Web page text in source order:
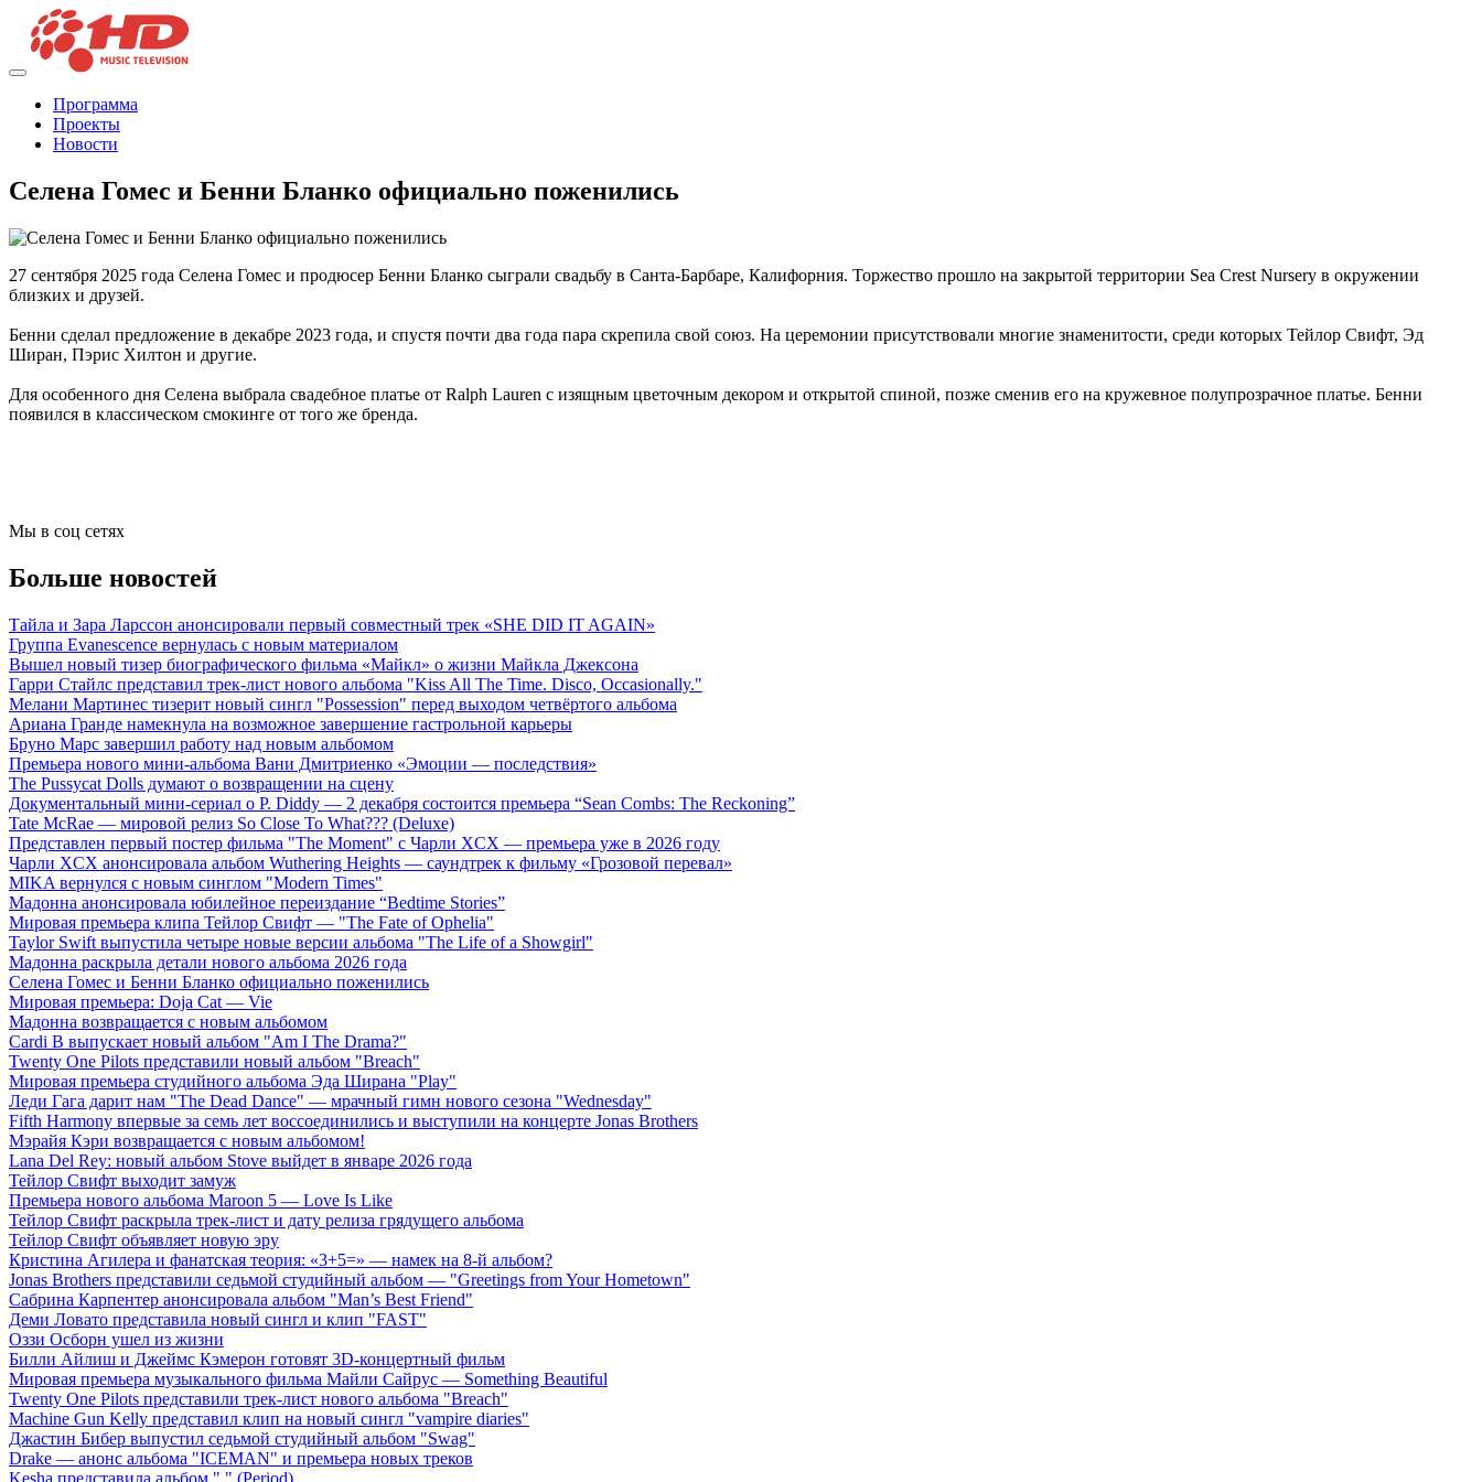
Программа
Проекты
Новости
Селена Гомес и Бенни Бланко официально поженились
27 сентября 2025 года Селена Гомес и продюсер Бенни Бланко сыграли свадьбу в Санта-Барбаре, Калифорния. Торжество прошло на закрытой территории Sea Crest Nursery в окружении
близких и друзей.
Бенни сделал предложение в декабре 2023 года, и спустя почти два года пара скрепила свой союз. На церемонии присутствовали многие знаменитости, среди которых Тейлор Свифт, Эд
Ширан, Пэрис Хилтон и другие.
Для особенного дня Селена выбрала свадебное платье от Ralph Lauren с изящным цветочным декором и открытой спиной, позже сменив его на кружевное полупрозрачное платье. Бенни
появился в классическом смокинге от того же бренда.
Мы в соц сетях
Больше новостей
Тайла и Зара Ларссон анонсировали первый совместный трек «SHE DID IT AGAIN»
Группа Evanescence вернулась с новым материалом
Вышел новый тизер биографического фильма «Майкл» о жизни Майкла Джексона
Гарри Стайлс представил трек-лист нового альбома "Kiss All The Time. Disco, Occasionally."
Мелани Мартинес тизерит новый сингл "Possession" перед выходом четвёртого альбома
Ариана Гранде намекнула на возможное завершение гастрольной карьеры
Бруно Марс завершил работу над новым альбомом
Премьера нового мини-альбома Вани Дмитриенко «Эмоции — последствия»
The Pussycat Dolls думают о возвращении на сцену
Документальный мини-сериал о P. Diddy — 2 декабря состоится премьера “Sean Combs: The Reckoning”
Tate McRae — мировой релиз So Close To What??? (Deluxe)
Представлен первый постер фильма "The Moment" с Чарли XCX — премьера уже в 2026 году
Чарли XCX анонсировала альбом Wuthering Heights — саундтрек к фильму «Грозовой перевал»
MIKA вернулся с новым синглом "Modern Times"
Мадонна анонсировала юбилейное переиздание “Bedtime Stories”
Мировая премьера клипа Тейлор Свифт — "The Fate of Ophelia"
Taylor Swift выпустила четыре новые версии альбома "The Life of a Showgirl"
Мадонна раскрыла детали нового альбома 2026 года
Селена Гомес и Бенни Бланко официально поженились
Мировая премьера: Doja Cat — Vie
Мадонна возвращается с новым альбомом
Cardi B выпускает новый альбом "Am I The Drama?"
Twenty One Pilots представили новый альбом "Breach"
Мировая премьера студийного альбома Эда Ширана "Play"
Леди Гага дарит нам "The Dead Dance" — мрачный гимн нового сезона "Wednesday"
Fifth Harmony впервые за семь лет воссоединились и выступили на концерте Jonas Brothers
Мэрайя Кэри возвращается с новым альбомом!
Lana Del Rey: новый альбом Stove выйдет в январе 2026 года
Тейлор Свифт выходит замуж
Премьера нового альбома Maroon 5 — Love Is Like
Тейлор Свифт раскрыла трек-лист и дату релиза грядущего альбома
Тейлор Свифт объявляет новую эру
Кристина Агилера и фанатская теория: «3+5=» — намек на 8-й альбом?
Jonas Brothers представили седьмой студийный альбом — "Greetings from Your Hometown"
Сабрина Карпентер анонсировала альбом "Man’s Best Friend"
Деми Ловато представила новый сингл и клип "FAST"
Оззи Осборн ушел из жизни
Билли Айлиш и Джеймс Кэмерон готовят 3D-концертный фильм
Мировая премьера музыкального фильма Майли Сайрус — Something Beautiful
Twenty One Pilots представили трек-лист нового альбома "Breach"
Machine Gun Kelly представил клип на новый сингл "vampire diaries"
Джастин Бибер выпустил седьмой студийный альбом "Swag"
Drake — анонс альбома "ICEMAN" и премьера новых треков
Kesha представила альбом "." (Period)